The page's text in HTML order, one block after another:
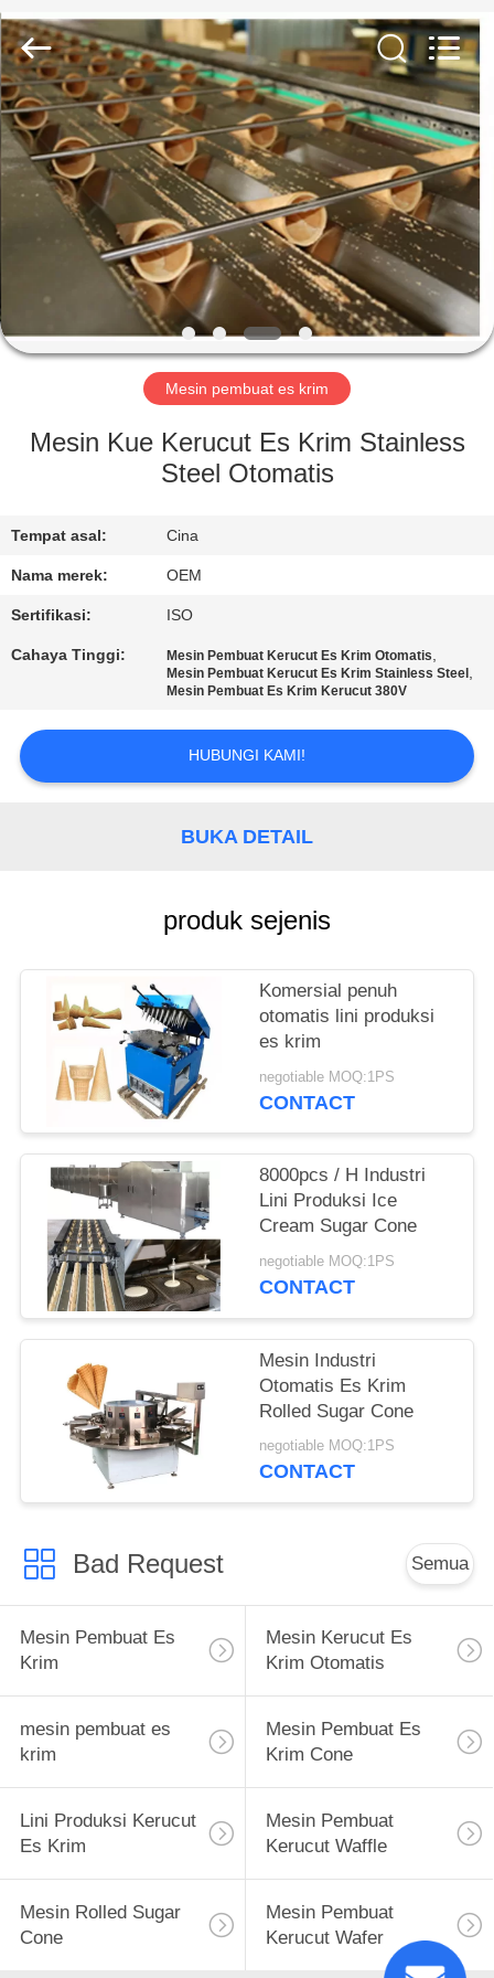
RUMAH
PRODUK
TENTANG
KAMI
TUR
HUBUNGI
KAMI
PERMINTAAN
SITEMAP
Road
Enterprise
Management
Services
Co.,LTD.
All
Rights
Reserved.
Mesin pembuat es krim
Mesin Kue Kerucut Es Krim Stainless
Steel Otomatis
Tempat asal: Cina
Nama merek: OEM
Sertifikasi: ISO
Cahaya Tinggi: Mesin Pembuat Kerucut Es Krim Otomatis,
Mesin Pembuat Kerucut Es Krim Stainless Steel ,
Mesin Pembuat Es Krim Kerucut 380V
HUBUNGI KAMI!
BUKA DETAIL
produk sejenis
Komersial penuh
otomatis lini produksi
es krim
negotiable MOQ:1PS
CONTACT
8000pcs / H Industri
Lini Produksi Ice
Cream Sugar Cone
negotiable MOQ:1PS
CONTACT
Mesin Industri
Otomatis Es Krim
Rolled Sugar Cone
negotiable MOQ:1PS
CONTACT
Bad Request Semua
Mesin Pembuat Es
Krim
Mesin Kerucut Es
Krim Otomatis
mesin pembuat es
krim
Mesin Pembuat Es
Krim Cone
Lini Produksi Kerucut
Es Krim
Mesin Pembuat
Kerucut Waffle
Mesin Rolled Sugar
Cone
Mesin Pembuat
Kerucut Wafer